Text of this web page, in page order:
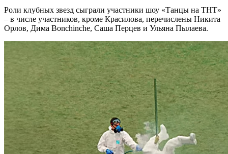
Роли клубных звезд сыграли участники шоу «Танцы на ТНТ»
– в числе участников, кроме Красилова, перечислены Никита
Орлов, Дима Bonchinche, Саша Перцев и Ульяна Пылаева.